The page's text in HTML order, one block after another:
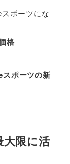
ポーツにな
格
スポーツの新
限に活